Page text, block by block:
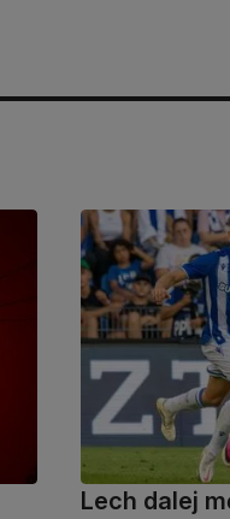
Lech dalej